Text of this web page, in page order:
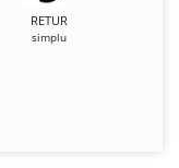
RETUR
simplu